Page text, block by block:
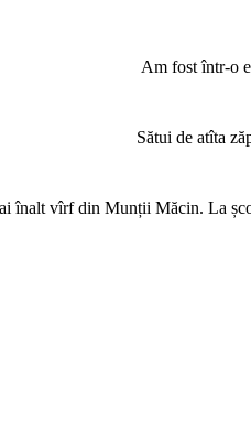
Am fost într-o
Sătui de atîta
înalt vîrf din Munții Măcin. La